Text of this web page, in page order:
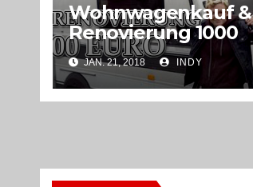
Wohnwagenkauf &
Renovierung 1000
Euro
JAN. 21, 2018 INDY